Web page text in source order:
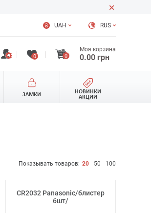
UAH RUS
0 0
Моя корзина
0.00 грн
ЗАМКИ
НОВИНКИ
АКЦИИ
Показывать товаров: 20 50 100
CR2032 Panasonic/блистер
6шт/